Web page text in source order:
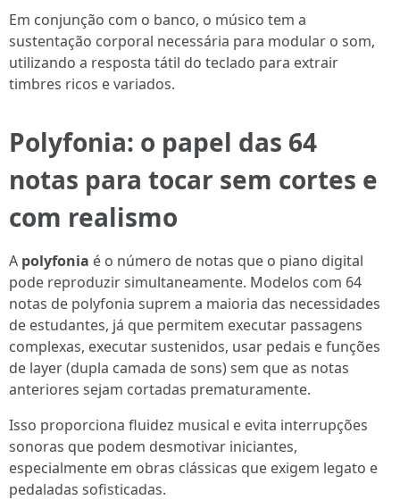
Em conjunção com o banco, o músico tem a
sustentação corporal necessária para modular o som,
utilizando a resposta tátil do teclado para extrair
timbres ricos e variados.
Polyfonia: o papel das 64
notas para tocar sem cortes e
com realismo
A polyfonia é o número de notas que o piano digital
pode reproduzir simultaneamente. Modelos com 64
notas de polyfonia suprem a maioria das necessidades
de estudantes, já que permitem executar passagens
complexas, executar sustenidos, usar pedais e funções
de layer (dupla camada de sons) sem que as notas
anteriores sejam cortadas prematuramente.
Isso proporciona fluidez musical e evita interrupções
sonoras que podem desmotivar iniciantes,
especialmente em obras clássicas que exigem legato e
pedaladas sofisticadas.